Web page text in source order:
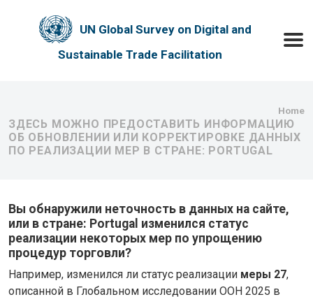
UN Global Survey on Digital and
Sustainable Trade Facilitation
Home
ЗДЕСЬ МОЖНО ПРЕДОСТАВИТЬ ИНФОРМАЦИЮ
ОБ ОБНОВЛЕНИИ ИЛИ КОРРЕКТИРОВКЕ ДАННЫХ
ПО РЕАЛИЗАЦИИ МЕР В СТРАНЕ: PORTUGAL
Вы обнаружили неточность в данных на сайте,
или в стране: Portugal изменился статус
реализации некоторых мер по упрощению
процедур торговли?
Например, изменился ли статус реализации меры 27,
описанной в Глобальном исследовании ООН 2025 в